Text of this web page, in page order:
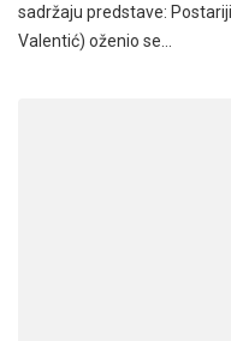
sadržaju predstave:
Valentić) oženio se…